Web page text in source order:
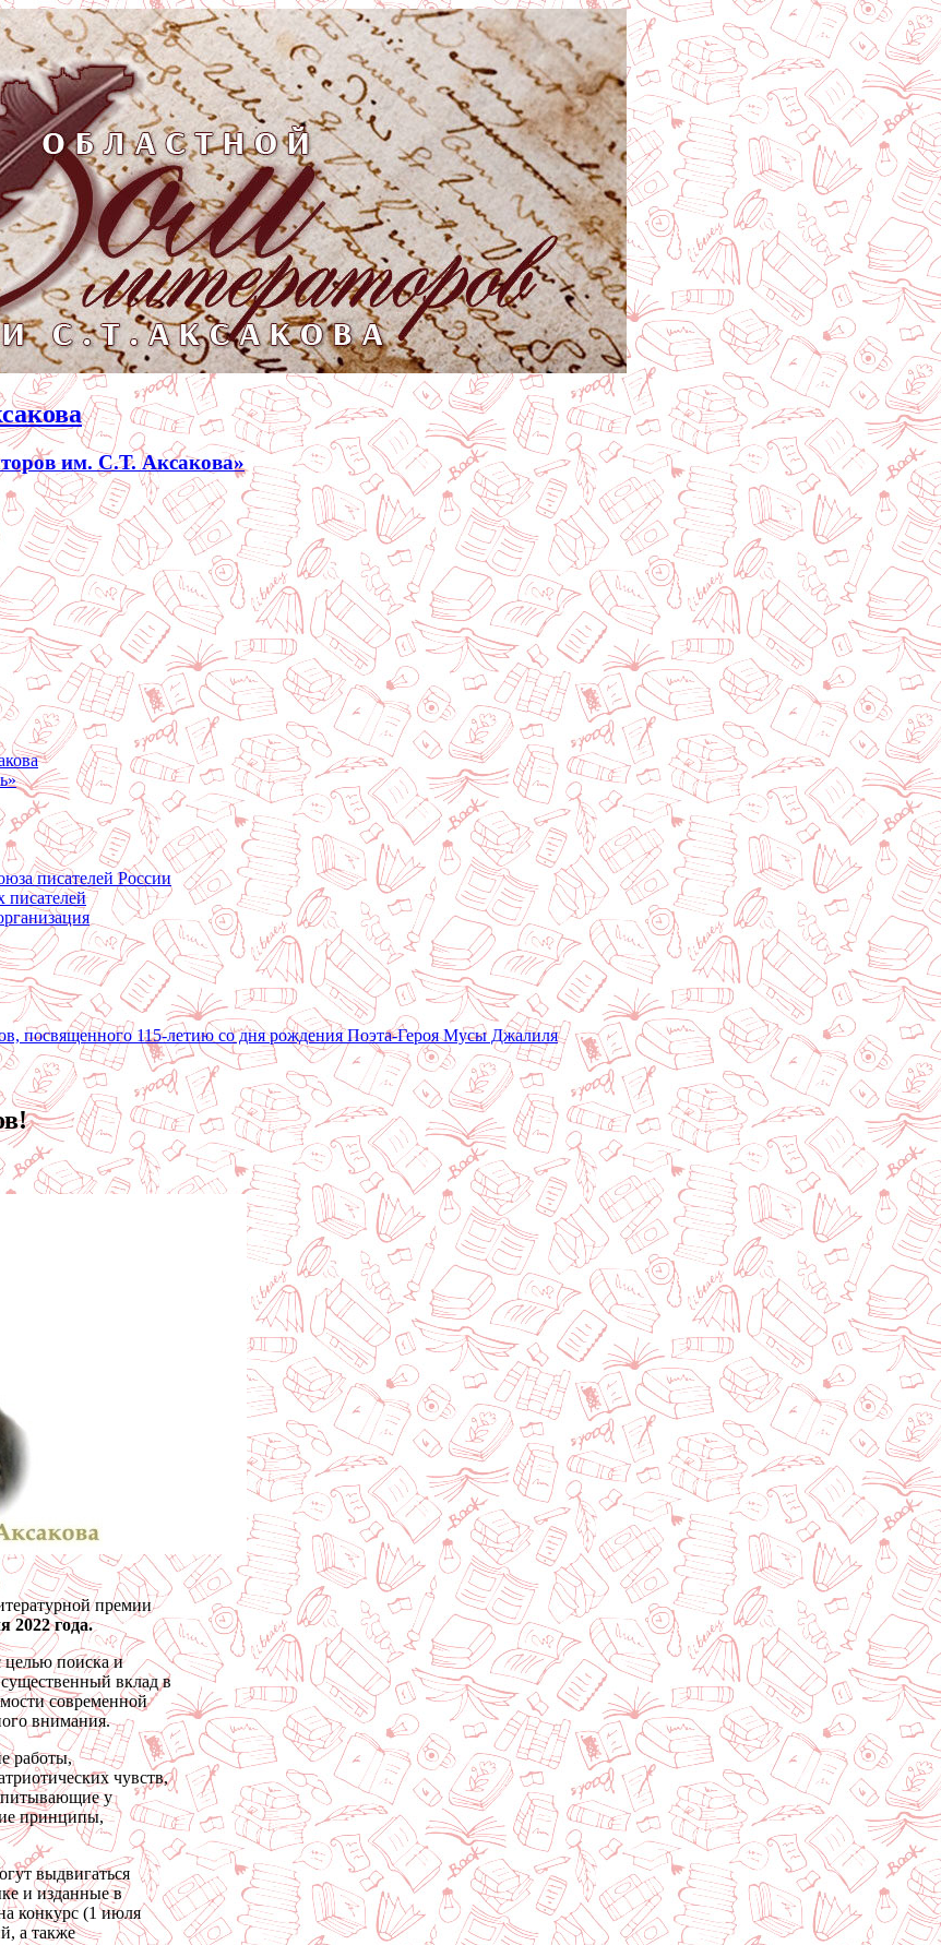
им. С.Т. Аксакова»
писателей России
писателей
посвященного 115-летию со дня рождения Поэта-Героя Мусы Джалиля
премии
2022 года.
целью поиска и
вклад в
современной
внимания.
работы,
чувств,
у
принципы,
выдвигаться
и изданные в
конкурс (1 июля
а также